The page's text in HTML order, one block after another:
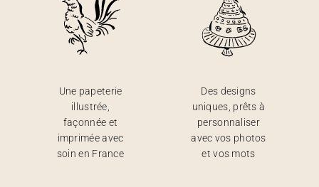
Une papeterie
illustrée,
façonnée et
imprimée avec
soin en France
Des designs
uniques, prêts à
personnaliser
avec vos photos
et vos mots